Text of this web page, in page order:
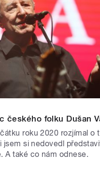
českého folku Dušan
roku 2020 rozjímal o
jsem si nedovedl
A také co nám odnese.